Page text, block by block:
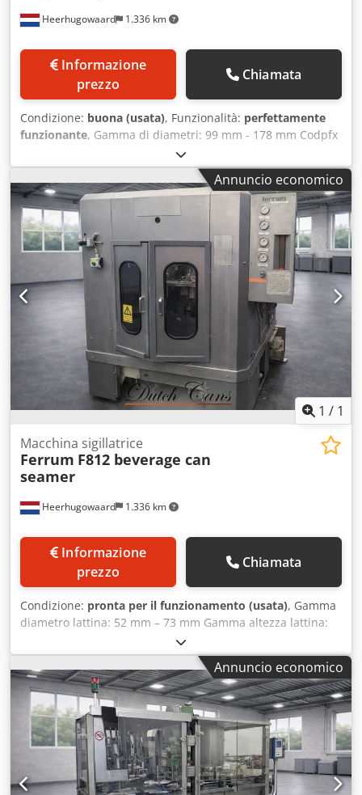
Heerhugowaard 1.336 km
prezzo
Chiamata
Condizione: buona (usata), Funzionalità: perfettamente
funzionante, Gamma di diametri: 99 mm - 178 mm Codpfx
Anetqmv Djmorf Gamma di altezza: 89 mm - 254 mm
Capacità produttiva: fino a 150 c.p.m. Utensili per circa: 99
mm (401) o 153 mm (603)
Annuncio economico
1 / 1
Heerhugowaard 1.336 km
Macchina sigillatrice
Ferrum F812 beverage can
seamer
prezzo
Chiamata
Condizione: pronta per il funzionamento (usata), Gamma
diametro lattina: 52 mm – 73 mm Gamma altezza lattina:
50 mm – 190 mm Cjdpeyyq Dtsfx Anmjrf Teste: 12
Capacità: fino a 1200 lattine al minuto
Annuncio economico